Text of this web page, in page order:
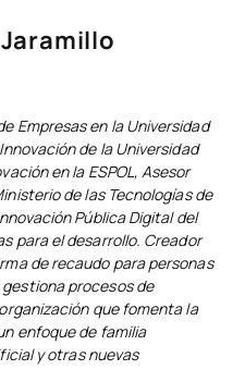
Empresas en la Universidad
de la Universidad
en la ESPOL, Asesor
de las Tecnologías de
Pública Digital del
para el desarrollo. Creador
de recaudo para personas
procesos de
que fomenta la
enfoque de familia
y otras nuevas